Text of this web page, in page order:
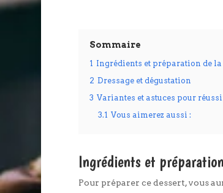
Sommaire
1 Ingrédients et préparation de la
2 Dressage et dégustation
3 Variantes et astuces pour
3.1 Vous aimerez aussi :
Ingrédients et
Pour préparer ce dessert, vous